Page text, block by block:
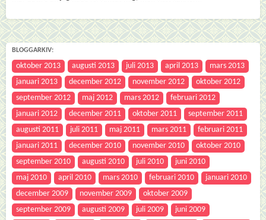
BLOGGARKIV:
oktober 2013 augusti 2013 juli 2013 april 2013
mars 2013
januari 2013
december 2012 november 2012
oktober 2012
september 2012
maj 2012 mars 2012
februari 2012
januari 2012
december 2011 oktober 2011
september 2011
augusti 2011
juli 2011 maj 2011 mars 2011
februari 2011
januari 2011
december 2010 november 2010
oktober 2010
september 2010
augusti 2010 juli 2010
juni 2010
maj 2010
april 2010 mars 2010 februari 2010
januari 2010
december 2009
november 2009
oktober 2009
september 2009
augusti 2009 juli 2009 juni 2009